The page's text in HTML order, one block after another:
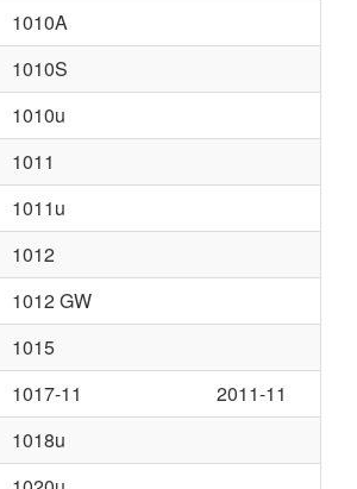
1010A
1010S
1010u
1011
1011u
1012
1012 GW
1015
1017-11
2011-11
1018u